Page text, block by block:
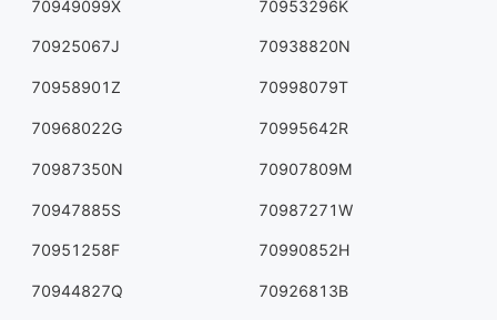
70949099X 70953296K
70925067J 70938820N
70958901Z 70998079T
70968022G 70995642R
70987350N 70907809M
70947885S 70987271W
70951258F 70990852H
70944827Q 70926813B